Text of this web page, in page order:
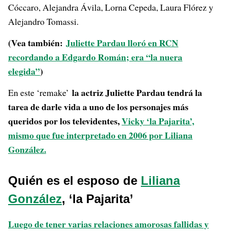
Cóccaro, Alejandra Ávila, Lorna Cepeda, Laura Flórez y
Alejandro Tomassi.
(Vea también: Juliette Pardau lloró en RCN
recordando a Edgardo Román; era “la nuera
elegida”)
En este ‘remake’ la actriz Juliette Pardau tendrá la
tarea de darle vida a uno de los personajes más
queridos por los televidentes,Vicky ‘la Pajarita’,
mismo que fue interpretado en 2006 por Liliana
González.
Quién es el esposo de Liliana
González, ‘la Pajarita’
Luego de tener varias relaciones amorosas fallidas y